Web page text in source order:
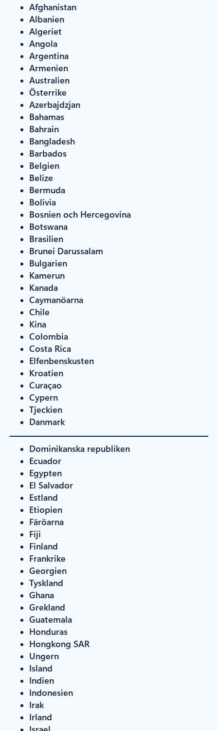
Afghanistan
Albanien
Algeriet
Angola
Argentina
Armenien
Australien
Österrike
Azerbajdzjan
Bahamas
Bahrain
Bangladesh
Barbados
Belgien
Belize
Bermuda
Bolivia
Bosnien och Hercegovina
Botswana
Brasilien
Brunei Darussalam
Bulgarien
Kamerun
Kanada
Caymanöarna
Chile
Kina
Colombia
Costa Rica
Elfenbenskusten
Kroatien
Curaçao
Cypern
Tjeckien
Danmark
Dominikanska republiken
Ecuador
Egypten
El Salvador
Estland
Etiopien
Färöarna
Fiji
Finland
Frankrike
Georgien
Tyskland
Ghana
Grekland
Guatemala
Honduras
Hongkong SAR
Ungern
Island
Indien
Indonesien
Irak
Irland